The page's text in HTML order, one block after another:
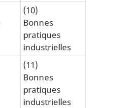
(10)
Bonnes
pratiques
industrielles
(11)
Bonnes
pratiques
industrielles